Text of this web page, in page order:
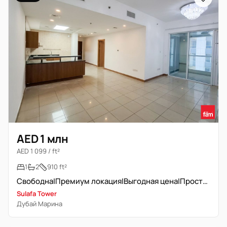
AED 1 млн
AED 1 099 / ft²
1
2 910 ft²
Свободна|Премиум локация|Выгодная цена|Просторная
Sulafa Tower
Дубай Марина